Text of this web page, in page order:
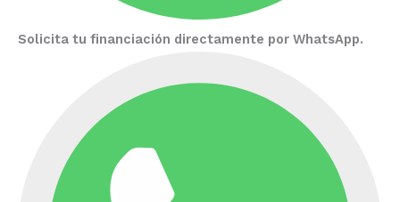
Solicita tu financiación directamente por WhatsApp.